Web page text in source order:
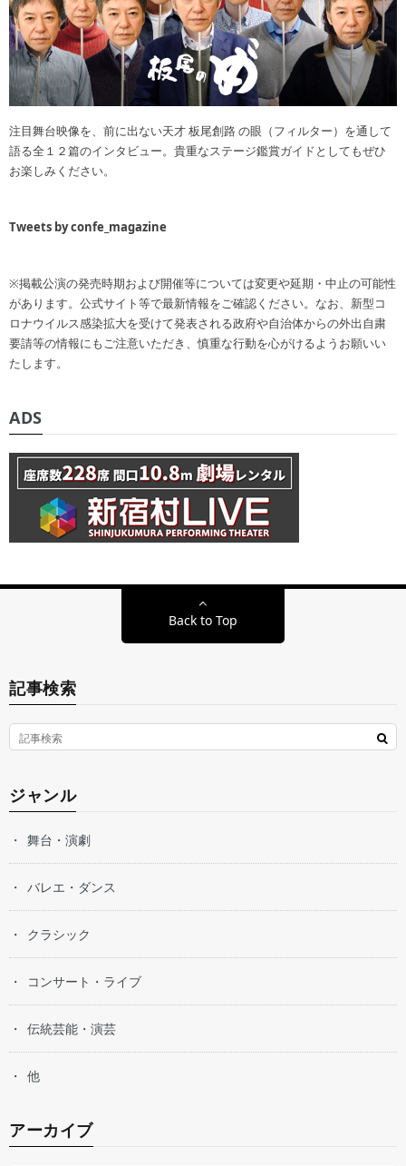
注目舞台映像を、前に出ない天才 板尾創路 の眼（フィルター）を通して
語る全１２篇のインタビュー。貴重なステージ鑑賞ガイドとしてもぜひ
お楽しみください。
Tweets by confe_magazine
※掲載公演の発売時期および開催等については変更や延期・中止の可能性
があります。公式サイト等で最新情報をご確認ください。なお、新型コ
ロナウイルス感染拡大を受けて発表される政府や自治体からの外出自粛
要請等の情報にもご注意いただき、慎重な行動を心がけるようお願いい
たします。
ADS
Back to Top
記事検索
ジャンル
舞台・演劇
バレエ・ダンス
クラシック
コンサート・ライブ
伝統芸能・演芸
他
アーカイブ